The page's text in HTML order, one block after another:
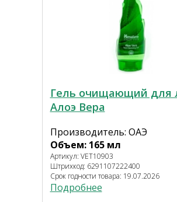
Гель очищающий для
Алоэ Вера
Производитель: ОАЭ
Объем: 165 мл
Артикул: VET10903
Штрихкод: 6291107222400
Срок годности товара: 19.07.2026
Подробнее